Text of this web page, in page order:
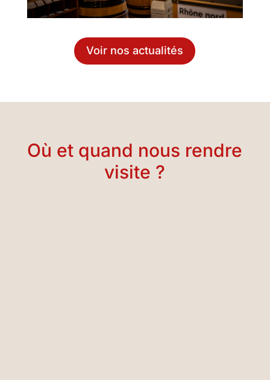
Voir nos actualités
Où et quand nous rendre
visite ?